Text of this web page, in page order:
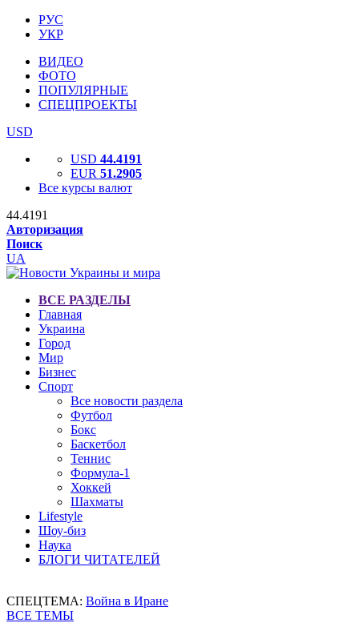
РУС
УКР
ВИДЕО
ФОТО
ПОПУЛЯРНЫЕ
СПЕЦПРОЕКТЫ
USD
USD 44.4191
EUR 51.2905
Все курсы валют
44.4191
Авторизация
Поиск
UA
ВСЕ РАЗДЕЛЫ
Главная
Украина
Город
Мир
Бизнес
Спорт
Все новости раздела
Футбол
Бокс
Баскетбол
Теннис
Формула-1
Хоккей
Шахматы
Lifestyle
Шоу-биз
Наука
БЛОГИ ЧИТАТЕЛЕЙ
СПЕЦТЕМА: Война в Иране
ВСЕ ТЕМЫ